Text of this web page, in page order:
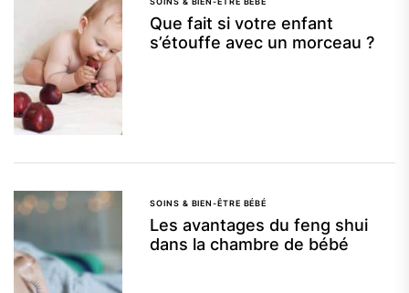
Que fait si votre enfant
s’étouffe avec un morceau ?
SOINS & BIEN-ÊTRE BÉBÉ
Les avantages du feng shui
dans la chambre de bébé